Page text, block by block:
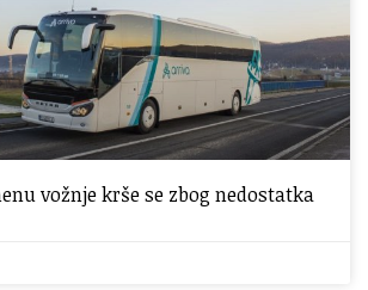
vožnje krše se zbog nedostatka